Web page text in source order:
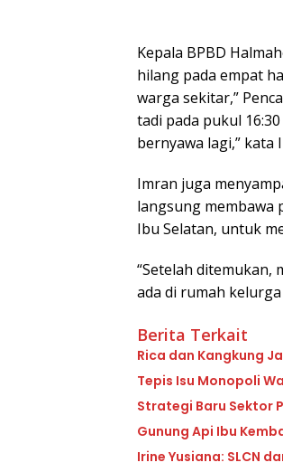
Kepala BPBD
hilang pada empat
warga sekitar,”
tadi pada pukul
bernyawa lagi,” kata
Imran juga
langsung membawa
Ibu Selatan, untuk
“Setelah ditemukan,
ada di rumah
Berita Terkait
Rica dan Kangkung
Tepis Isu Monopoli
Strategi Baru Sektor
Gunung Api Ibu
Irine Yusiana: SLCN